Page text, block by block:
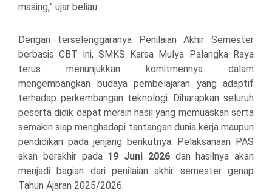
masing,” ujar beliau.
Dengan terselenggaranya Penilaian Akhir Semester
berbasis CBT ini, SMKS Karsa Mulya Palangka Raya
terus menunjukkan komitmennya dalam
mengembangkan budaya pembelajaran yang adaptif
terhadap perkembangan teknologi. Diharapkan seluruh
peserta didik dapat meraih hasil yang memuaskan serta
semakin siap menghadapi tantangan dunia kerja maupun
pendidikan pada jenjang berikutnya. Pelaksanaan PAS
akan berakhir pada 19 Juni 2026dan hasilnya akan
menjadi bagian dari penilaian akhir semester genap
Tahun Ajaran 2025/2026.